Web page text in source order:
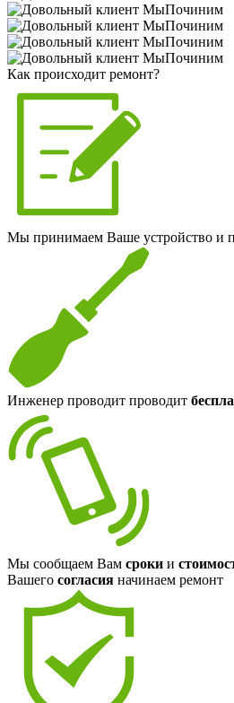
Как происходит ремонт?
Мы принимаем Ваше устройство и
Инженер проводит проводит
Мы сообщаем Вам сроки и
Вашего согласия начинаем ремонт